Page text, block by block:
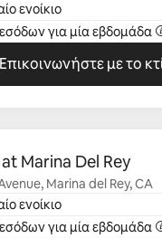
ενοίκιο
για μίαεβδομάδα
Επικοινωνήστε με το
Marina Del Rey
Marina del Rey, CA
ενοίκιο
για μίαεβδομάδα